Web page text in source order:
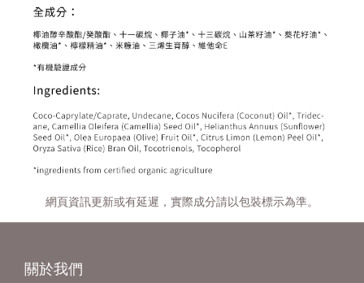
網頁資訊更新或有延遲，實際成分請以包裝標示為準。
關於我們